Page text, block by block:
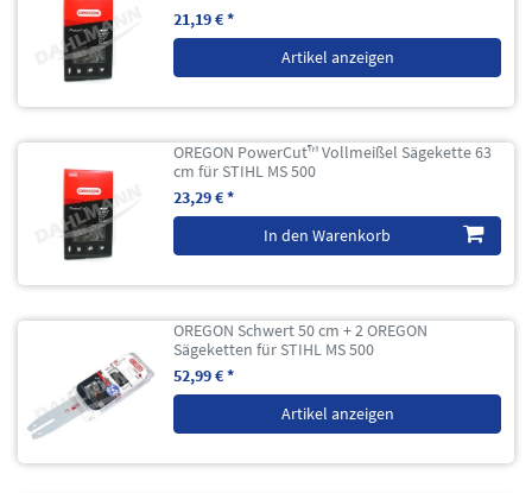
21,19 € *
Artikel anzeigen
OREGON PowerCut™ Vollmeißel Sägekette 63
cm für STIHL MS 500
23,29 € *
In den Warenkorb
OREGON Schwert 50 cm + 2 OREGON
Sägeketten für STIHL MS 500
52,99 € *
Artikel anzeigen